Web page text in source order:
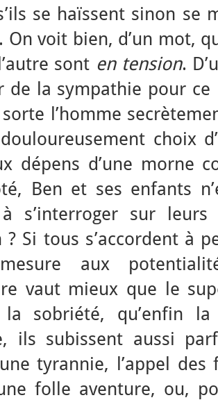
se haïssent sinon se
On voit bien, d’un mot,
sont en tension.
de la sympathie pour ce
l’homme
choix
dépens d’une morne
Ben et ses enfants
à s’interroger sur
? Si tous s’accordent à
aux
vaut mieux que le
sobriété, qu’enfin
ils subissent aussi
tyrannie, l’appel
folle aventure, ou,